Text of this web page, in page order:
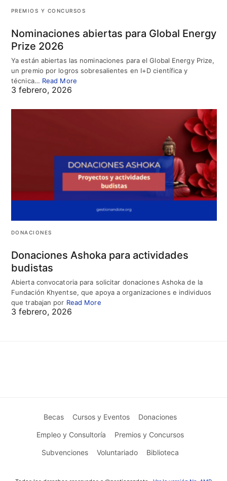
PREMIOS Y CONCURSOS
Nominaciones abiertas para Global Energy
Prize 2026
Ya están abiertas las nominaciones para el Global Energy Prize,
un premio por logros sobresalientes en I+D científica y
técnica… Read More
3 febrero, 2026
DONACIONES
Donaciones Ashoka para actividades
budistas
Abierta convocatoria para solicitar donaciones Ashoka de la
Fundación Khyentse, que apoya a organizaciones e individuos
que trabajan por Read More
3 febrero, 2026
Becas Cursos y Eventos Donaciones
Empleo y Consultoría Premios y Concursos
Subvenciones Voluntariado Biblioteca